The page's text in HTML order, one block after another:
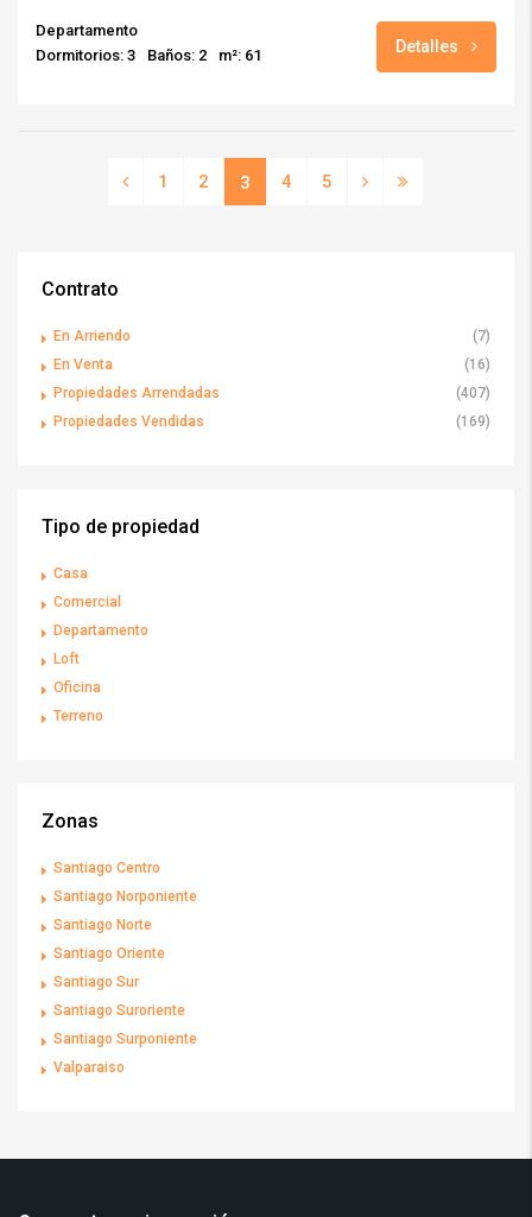
Departamento
Dormitorios: 3
Baños: 2 m²: 61 Detalles
1 2 3 4 5
Contrato
En Arriendo
(7)
En Venta
(16)
Propiedades Arrendadas
(407)
Propiedades Vendidas
(169)
Tipo de propiedad
Casa
Comercial
Departamento
Loft
Oficina
Terreno
Zonas
Santiago Centro
Santiago Norponiente
Santiago Norte
Santiago Oriente
Santiago Sur
Santiago Suroriente
Santiago Surponiente
Valparaiso